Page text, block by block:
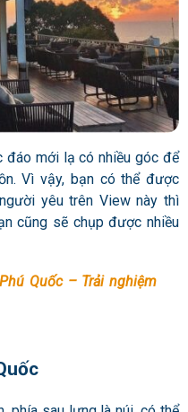
đáo mới lạ có nhiều góc để
Vì vậy, bạn có thể được
yêu trên View này thì
cũng sẽ chụp được nhiều
Quốc – Trải nghiệm